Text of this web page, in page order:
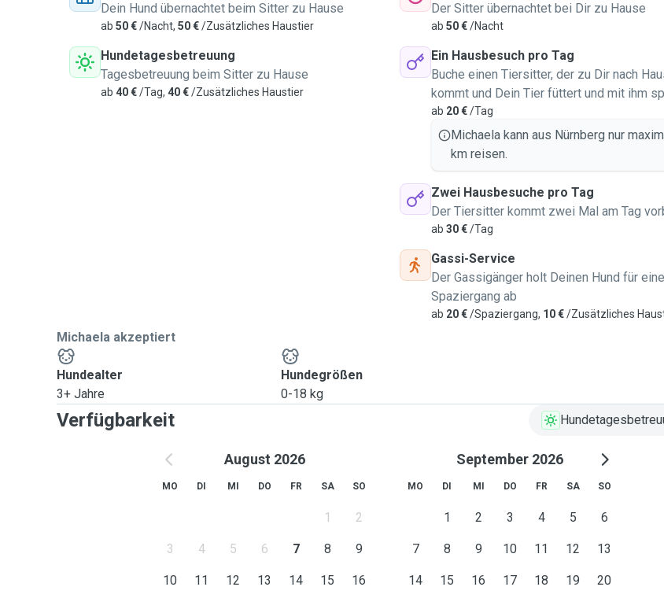
Dein Hund übernachtet beim Sitter zu Hause
ab 50 €/Nacht, 50 €/Zusätzliches Haustier
Hundetagesbetreuung
Tagesbetreuung beim Sitter zu Hause
ab 40 €/Tag, 40 €/Zusätzliches Haustier
Der Sitter übernachtet bei Dir zu Hause
ab 50 €/Nacht
Ein Hausbesuch pro Tag
Buche einen Tiersitter, der zu Dir nach
kommt und Dein Tier füttert und mit ihm
ab 20 €/Tag
Michaela kann aus Nürnberg nur
km reisen.
Zwei Hausbesuche pro Tag
Der Tiersitter kommt zwei Mal am Tag
ab 30 €/Tag
Gassi-Service
Der Gassigänger holt Deinen Hund für
Spaziergang ab
ab 20 €/Spaziergang, 10 €/Zusätzliches
Michaela akzeptiert
Hundealter
3+ Jahre
Hundegrößen
0-18 kg
Verfügbarkeit
August 2026
MO DI MI DO FR SA SO
1 2
3 4 5 6 7 8 9
10 11 12 13 14 15 16
September 2026
MO DI MI DO FR SA SO
1 2 3 4 5 6
7 8 9 10 11 12 13
14 15 16 17 18 19 20